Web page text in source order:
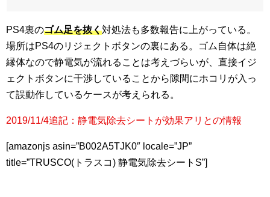
PS4裏のゴム足を抜く対処法も多数報告に上がっている。
場所はPS4のリジェクトボタンの裏にある。ゴム自体は絶
縁体なので静電気が流れることは考えづらいが、直接イジ
ェクトボタンに干渉していることから隙間にホコリが入っ
て誤動作しているケースが考えられる。
2019/11/4追記：静電気除去シートが効果アリとの情報
[amazonjs asin=”B002A5TJK0″ locale=”JP”
title=”TRUSCO(トラスコ) 静電気除去シートS”]